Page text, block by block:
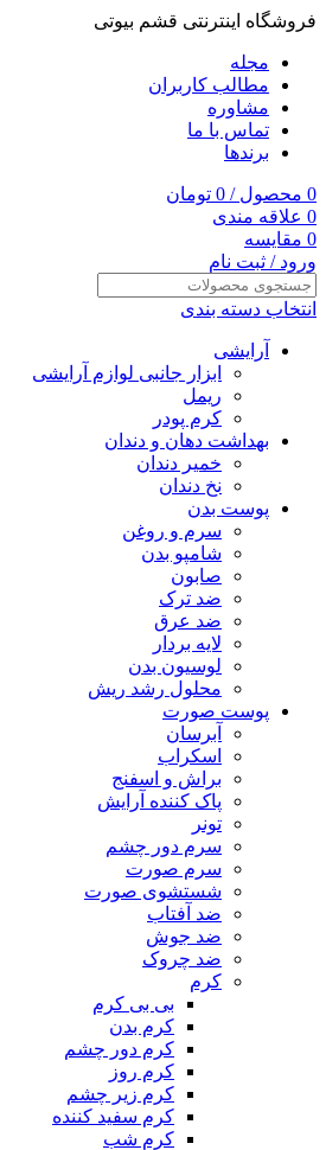
فروشگاه اینترنتی قشم بیوتی
مجله
مطالب کاربران
مشاوره
تماس با ما
برندها
0 محصول /
0 تومان
0 علاقه مندی
0 مقایسه
ورود / ثبت نام
انتخاب دسته بندی
آرایشی
ابزار جانبی لوازم آرایشی
ریمل
کرم پودر
بهداشت دهان و دندان
خمیر دندان
نخ دندان
پوست بدن
سرم و روغن
شامپو بدن
صابون
ضد ترک
ضد عرق
لایه بردار
لوسیون بدن
محلول رشد ریش
پوست صورت
آبرسان
اسکراب
براش و اسفنج
پاک کننده آرایش
تونر
سرم دور چشم
سرم صورت
شستشوی صورت
ضد آفتاب
ضد جوش
ضد چروک
کرم
بی بی کرم
کرم بدن
کرم دور چشم
کرم روز
کرم زیر چشم
کرم سفید کننده
کرم شب